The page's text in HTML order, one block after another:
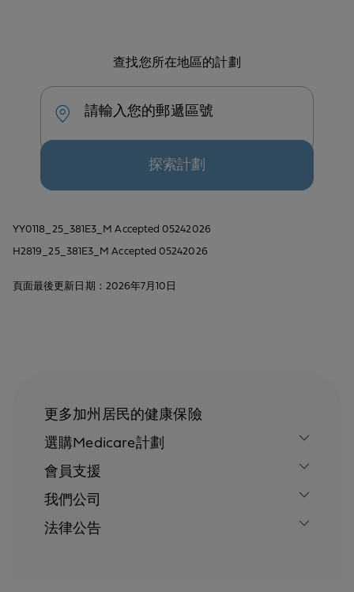
查找您所在地區的計劃
請輸入您的郵遞區號
探索計劃
YY0118_25_381E3_M Accepted 05242026
H2819_25_381E3_M Accepted 05242026
頁面最後更新日期：2026年7月10日
更多加州居民的健康保險
選購Medicare計劃
會員支援
我們公司
法律公告